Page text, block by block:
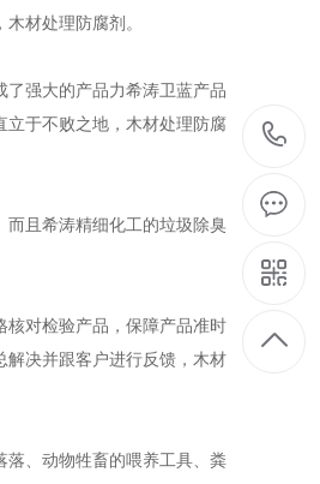
材处理防腐剂。
强大的产品力希涛卫蓝产品
立于不败之地，木材处理防腐
且希涛精细化工的垃圾除臭
对检验产品，保障产品准时
解决并跟客户进行反馈，木材
、动物牲畜的喂养工具、粪